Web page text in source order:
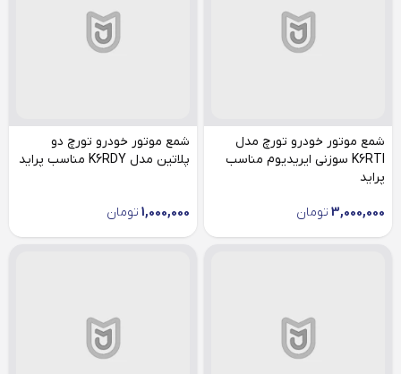
شمع موتور خودرو تورچ مدل
K6RTI سوزنی ایریدیوم مناسب
پراید
3,000,000 تومان
شمع موتور خودرو تورچ دو
پلاتین مدل K6RDY مناسب پراید
1,000,000 تومان